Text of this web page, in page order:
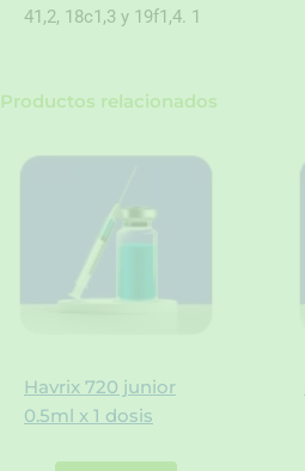
41,2, 18c1,3 y 19f1,4. 1
Productos relacionados
Havrix 720 junior
0.5ml x 1 dosis